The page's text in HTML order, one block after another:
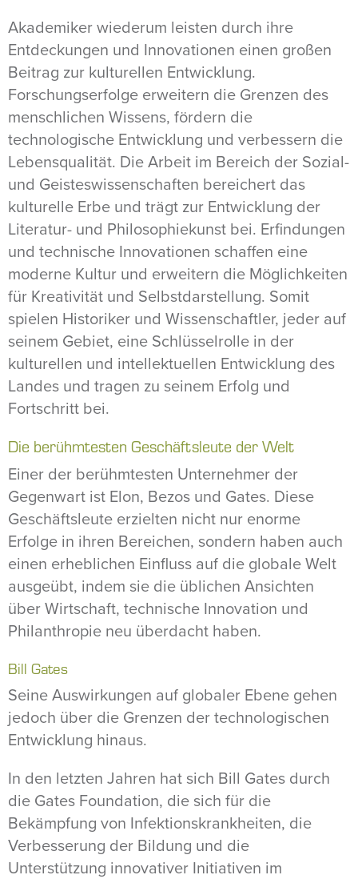
Akademiker wiederum leisten durch ihre
Entdeckungen und Innovationen einen großen
Beitrag zur kulturellen Entwicklung.
Forschungserfolge erweitern die Grenzen des
menschlichen Wissens, fördern die
technologische Entwicklung und verbessern die
Lebensqualität. Die Arbeit im Bereich der Sozial-
und Geisteswissenschaften bereichert das
kulturelle Erbe und trägt zur Entwicklung der
Literatur- und Philosophiekunst bei. Erfindungen
und technische Innovationen schaffen eine
moderne Kultur und erweitern die Möglichkeiten
für Kreativität und Selbstdarstellung. Somit
spielen Historiker und Wissenschaftler, jeder auf
seinem Gebiet, eine Schlüsselrolle in der
kulturellen und intellektuellen Entwicklung des
Landes und tragen zu seinem Erfolg und
Fortschritt bei.
Die berühmtesten Geschäftsleute der Welt
Einer der berühmtesten Unternehmer der
Gegenwart ist Elon, Bezos und Gates. Diese
Geschäftsleute erzielten nicht nur enorme
Erfolge in ihren Bereichen, sondern haben auch
einen erheblichen Einfluss auf die globale Welt
ausgeübt, indem sie die üblichen Ansichten
über Wirtschaft, technische Innovation und
Philanthropie neu überdacht haben.
Bill Gates
Seine Auswirkungen auf globaler Ebene gehen
jedoch über die Grenzen der technologischen
Entwicklung hinaus.
In den letzten Jahren hat sich Bill Gates durch
die Gates Foundation, die sich für die
Bekämpfung von Infektionskrankheiten, die
Verbesserung der Bildung und die
Unterstützung innovativer Initiativen im